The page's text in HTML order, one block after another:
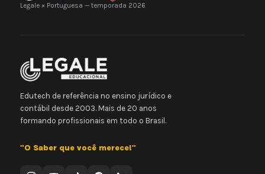
Legale × Portuguesa — temporada 2026
Edutech de referência no ensino jurídico e
contábil desde 2003. Mais de 20 anos
formando profissionais em todo o Brasil.
"O Saber que você merece!"